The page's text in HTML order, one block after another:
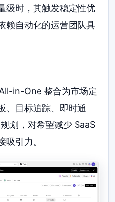
级时，其触发稳定性优
赖自动化的运营团队具
in-One 整合为市场定
、目标追踪、即时通
划，对希望减少 SaaS
吸引力。